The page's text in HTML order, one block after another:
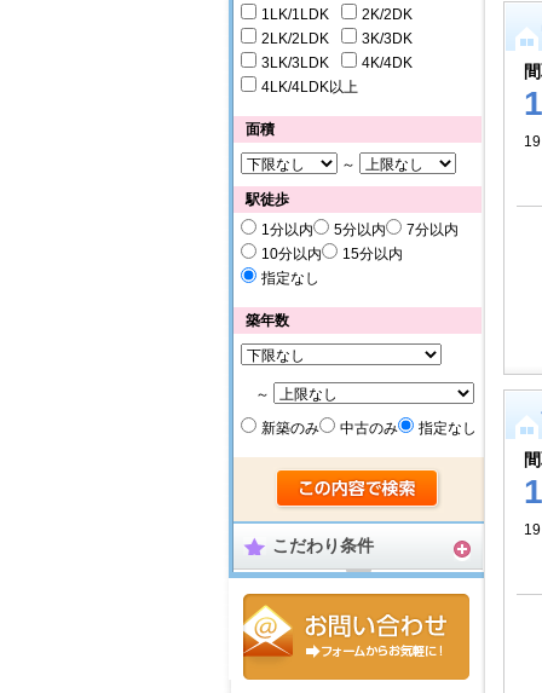
1LK/1LDK
2K/2DK
2LK/2LDK
3K/3DK
3LK/3LDK
4K/4DK
4LK/4LDK以上
面積
～
駅徒歩
1分以内
5分以内
7分以内
10分以内
15分以内
指定なし
築年数
～
新築のみ
中古のみ 指定なし
こだわり条件